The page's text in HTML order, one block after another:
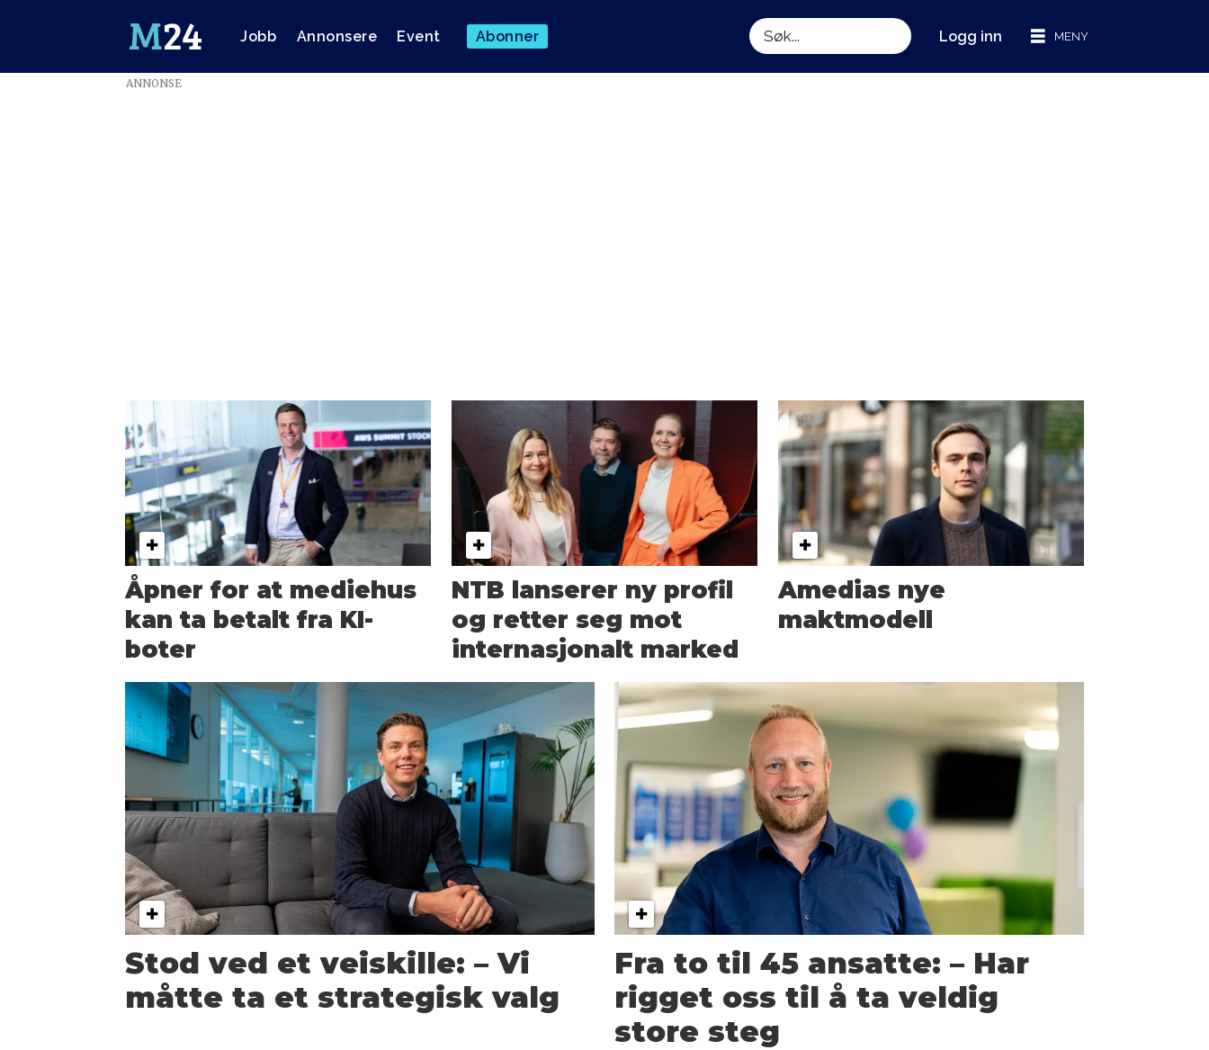
Jobb Annonsere Event Abonner
Søk
Logg inn
Emne:ANNONSE
Åpner for at mediehus
kan ta betalt fra KI-
boter
NTB lanserer ny profil
og retter seg mot
internasjonalt marked
Amedias nye
maktmodell
Stod ved et veiskille: – Vi
måtte ta et strategisk valg
Fra to til 45 ansatte: – Har
rigget oss til å ta veldig
store steg